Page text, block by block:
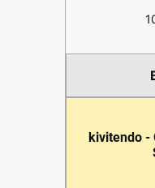
kivitendo -